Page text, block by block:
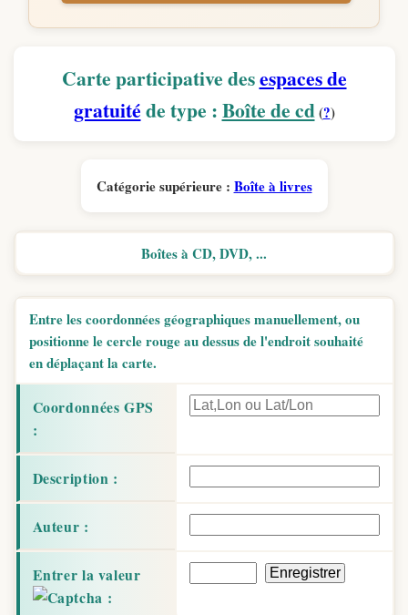
Carte participative desespaces de
gratuitéde type :Boîte de cd(?)
Catégorie supérieure : Boîte à livres
Boîtes à CD, DVD, ...
Entre les coordonnées géographiques manuellement, ou
positionne le cercle rouge au dessus de l'endroit souhaité
en déplaçant la carte.
Coordonnées GPS
:
Description :
Auteur :
Entrer la valeur
: